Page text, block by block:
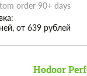
order 90+ days
от 639 рублей
Hodoor